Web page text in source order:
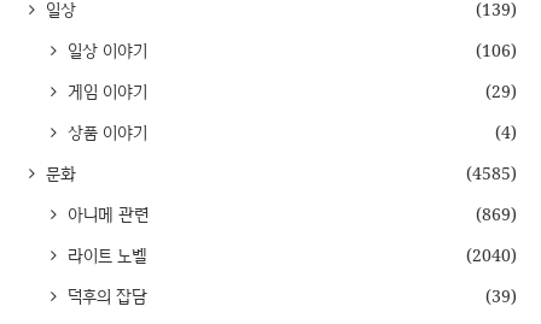
일상
(139)
일상 이야기
(106)
게임 이야기
(29)
상품 이야기
(4)
문화
(4585)
아니메 관련
(869)
라이트 노벨
(2040)
덕후의 잡담
(39)